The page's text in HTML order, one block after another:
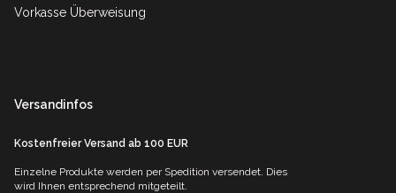
Vorkasse Überweisung
Versandinfos
Kostenfreier Versand ab 100 EUR
Einzelne Produkte werden per Spedition versendet. Dies
wird Ihnen entsprechend mitgeteilt.